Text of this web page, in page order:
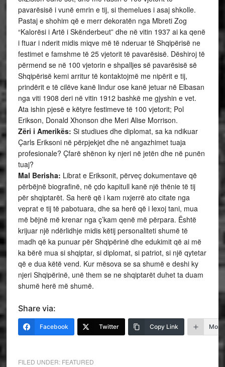
pavarësisë i vunë emrin e tij, si themelues i asaj shkolle.
Pastaj e shohim që e merr dekoratën nga Mbreti Zog
“Kalorësi i Artë i Skënderbeut” dhe në vitin 1937 ai ka qenë
i ftuar i nderit midis miqve më të nderuar të Shqipërisë ne
festimet e famshme të 25 vjetorit të pavarësisë. Dëshiroj të
përmend se në 100 vjetorin e shpalljes së pavarësisë së
Shqipërisë kemi arritur të kontaktojmë me nipërit e tij,
prindërit e të cilëve kanë lindur ose kanë jetuar në Elbasan
nga viti 1908 deri në vitin 1912 bashkë me gjyshin e vet.
Ata ishin pjesë e këtyre festimeve të 100 vjetorit; Pol
Erikson, Donald Xhonson dhe Meri Alise Morrison.
Zëri i Amerikës: Si studiues dhe diplomat, sa ka ndikuar
Çarls Eriksoni në përpjekjet dhe në angazhimet tuaja
profesionale? Çfarë shënon ky njeri në jetën dhe në punën
tuaj?
Mal Berisha: Librat e Eriksonit, përveç dokumentave që
përbëjnë biografinë, në çdo kapitull kanë një thënie të tij
për shqiptarët. Sa herë që i kam nxjerrë ato citate nga
veprat e tij të pabotuara, dhe sa herë që i lexoj tani, mua
më bëjnë më krenar nga ç’kam qenë më përpara. Është
krijuar një ndërlidhje midis këtij personaliteti shumë të
madh që ka punuar për Shqipërinë dhe edukimit që ai më
ka bërë mua si shqiptar, si diplomat, si patriot, si një qytetar
që e dua këtë vend. Kur mësova se sa shumë e deshi ky
njeri Shqipërinë, unë them se ne shqiptarët duhet ta duam
shumë herë më shumë.
Share via:
Facebook Twitter Copy Link More
FILED UNDER: FEATURED